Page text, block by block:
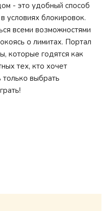
- это удобный способ
условиях блокировок.
всеми возможностями
о лимитах. Портал
которые годятся как
тех, кто хочет
только выбрать